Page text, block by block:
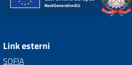
Link esterni
SOFIA